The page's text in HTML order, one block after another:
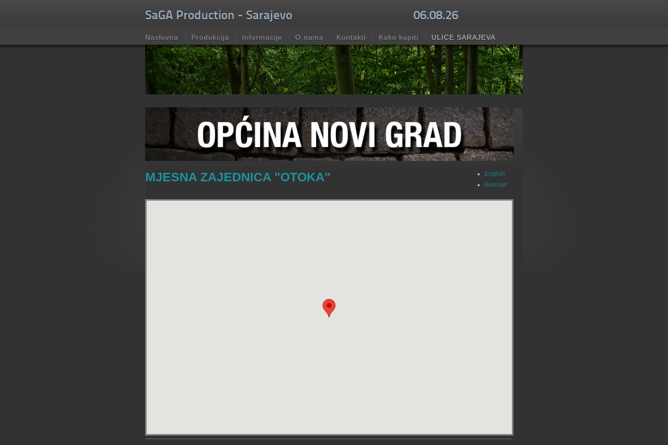
SaGA Production - Sarajevo 06.08.26
Naslovna Produkcija Informacije O nama Kontakti Kako kupiti ULICE SARAJEVA
MJESNA ZAJEDNICA "OTOKA"
English
Bosnian